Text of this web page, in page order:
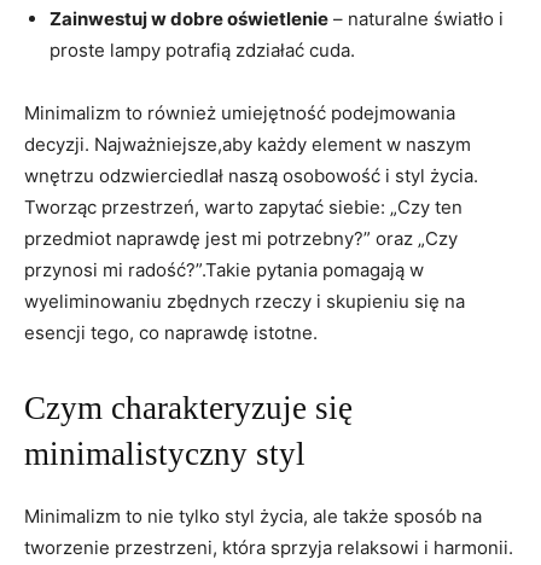
Zainwestuj⁢ w dobre⁢ oświetlenie – naturalne światło i
proste lampy potrafią zdziałać cuda.
Minimalizm to również‍ umiejętność podejmowania​
decyzji. ⁤Najważniejsze,aby każdy element ‍w naszym
wnętrzu odzwierciedlał naszą ​osobowość‍ i ⁣styl życia.
Tworząc przestrzeń, warto zapytać siebie: „Czy ten
⁣przedmiot naprawdę jest ‍mi potrzebny?” ‌oraz „Czy
przynosi mi ⁤radość?”.Takie ‌pytania pomagają w
wyeliminowaniu zbędnych rzeczy i skupieniu się na
esencji tego,⁣ co naprawdę istotne.
Czym charakteryzuje się⁣
minimalistyczny styl
Minimalizm ‍to​ nie ⁣tylko styl życia, ⁤ale⁣ także sposób na
tworzenie przestrzeni, która sprzyja relaksowi⁤ i harmonii.